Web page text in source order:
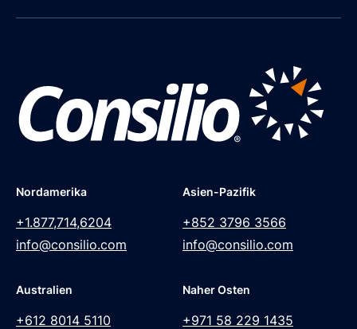
Nordamerika
+1.877,714,6204
info@consilio.com
Asien-Pazifik
+852 3796 3566
info@consilio.com
Australien
+612 8014 5110
Naher Osten
+971 58 229 1435